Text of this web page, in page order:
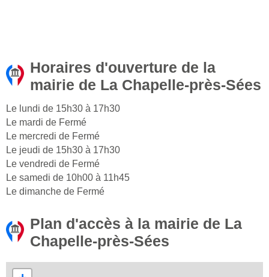
Horaires d'ouverture de la
mairie de La Chapelle-près-Sées
Le lundi de 15h30 à 17h30
Le mardi de Fermé
Le mercredi de Fermé
Le jeudi de 15h30 à 17h30
Le vendredi de Fermé
Le samedi de 10h00 à 11h45
Le dimanche de Fermé
Plan d'accès à la mairie de La
Chapelle-près-Sées